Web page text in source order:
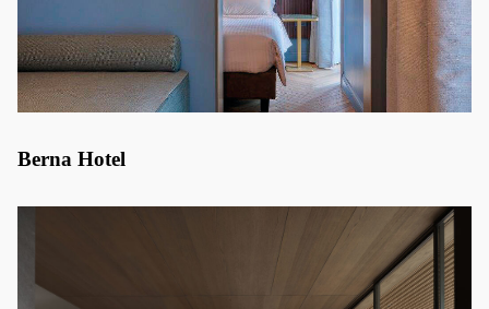
Berna Hotel